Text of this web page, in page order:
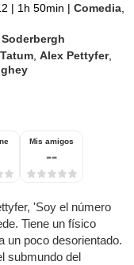
| 1h 50min | Comedia
,Alex Pettyfer,
Mis amigos
--
'Soy el número
Tiene un físico
un poco desorientado.
submundo del